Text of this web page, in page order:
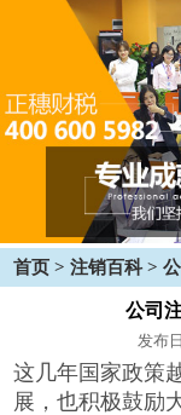
首页 >注销百科>
公司
发布
这几年国家政策
展，也积极鼓励